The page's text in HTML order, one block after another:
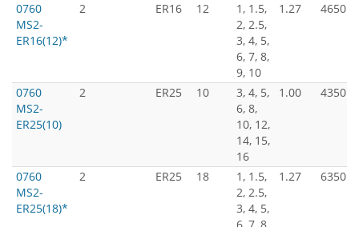
0760
MS2-
ER16(12)*
2 ER16 12
1, 1.5,
2, 2.5,
3, 4, 5,
6, 7, 8,
9, 10
1.27 4650
0760
MS2-
ER25(10)
2 ER25 10
3, 4, 5,
6, 8,
10, 12,
14, 15,
16
1.00 4350
0760
MS2-
ER25(18)*
2 ER25 18
1, 1.5,
2, 2.5,
3, 4, 5,
1.27 6350